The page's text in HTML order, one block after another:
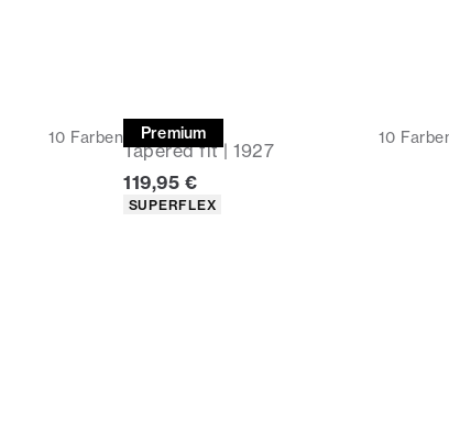
10 Farben Premium
Chino
Tapered fit | 1927
10
Preis
119,95 €
Produkteigenschaften
SUPERFLEX